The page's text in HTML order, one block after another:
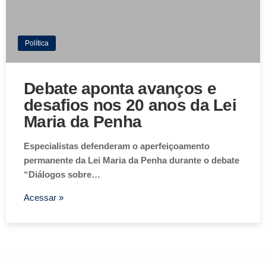
Política
Debate aponta avanços e
desafios nos 20 anos da Lei
Maria da Penha
Especialistas defenderam o aperfeiçoamento
permanente da Lei Maria da Penha durante o debate
“Diálogos sobre…
Acessar »